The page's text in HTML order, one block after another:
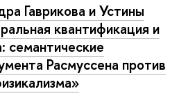
Гаврикова и Устины
квантификация и
семантические
Расмуссена против